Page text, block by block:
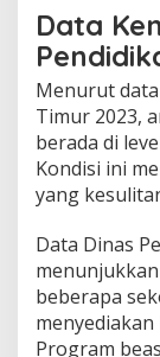
Data
Menurut data
Timur 2023,
berada di
Kondisi ini
yang
Data Dinas
beberapa
Program